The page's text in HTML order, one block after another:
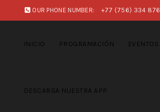
OUR PHONE NUMBER: +77 (756) 334 876
INICIO PROGRAMACIÓN EVENTOS
DESCARGA NUESTRA APP